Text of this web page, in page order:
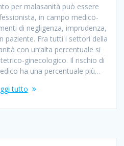
per malasanità può essere
in campo medico-
di negligenza, imprudenza,
paziente. Fra tutti i settori della
con un’alta percentuale si
ginecologico. Il rischio di
ha una percentuale più…
tutto